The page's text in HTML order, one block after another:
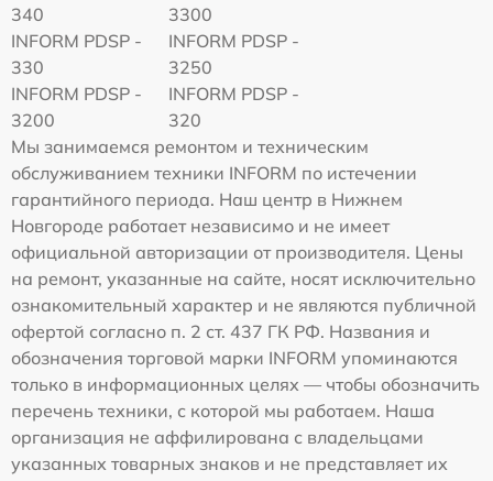
340
3300
INFORM PDSP -
330
INFORM PDSP -
3250
INFORM PDSP -
3200
INFORM PDSP -
320
Мы занимаемся ремонтом и техническим
обслуживанием техники INFORM по истечении
гарантийного периода. Наш центр в Нижнем
Новгороде работает независимо и не имеет
официальной авторизации от производителя. Цены
на ремонт, указанные на сайте, носят исключительно
ознакомительный характер и не являются публичной
офертой согласно п. 2 ст. 437 ГК РФ. Названия и
обозначения торговой марки INFORM упоминаются
только в информационных целях — чтобы обозначить
перечень техники, с которой мы работаем. Наша
организация не аффилирована с владельцами
указанных товарных знаков и не представляет их